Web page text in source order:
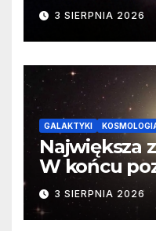
3 SIERPNIA 2026
GALAKTYKI
Największa
W końcu
faktyczne
3 SIERPNIA 2026